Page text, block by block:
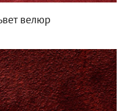
велюр